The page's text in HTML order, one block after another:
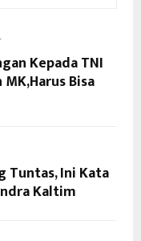
Kepada TNI
Bisa
Tuntas, Ini Kata
Kaltim